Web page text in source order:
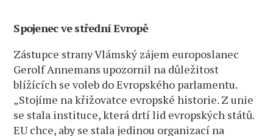
Spojenec ve střední Evropě
Zástupce strany Vlámský zájem europoslanec
Gerolf Annemans upozornil na důležitost
blížících se voleb do Evropského parlamentu.
„Stojíme na křižovatce evropské historie. Z unie
se stala instituce, která drtí lid evropských států.
EU chce, aby se stala jedinou organizací na